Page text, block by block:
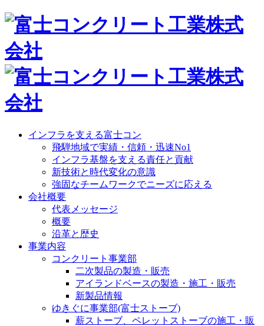
インフラを支える富士コン
飛騨地域で実績・信頼・迅速No1
インフラ基盤を支える責任と貢献
新技術と時代変化の意識
強固なチームワークでニーズに応える
会社概要
代表メッセージ
概要
沿革と歴史
事業内容
コンクリート事業部
二次製品の製造・販売
アイランドベースの製造・施工・販売
新製品情報
ゆきぐに事業部(富士ストーブ)
薪ストーブ、ペレットストーブの施工・販